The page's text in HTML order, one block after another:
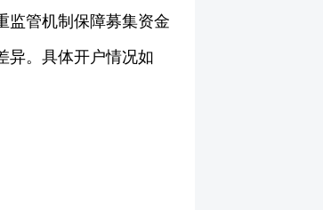
监管机制保障募集资金
异。具体开户情况如